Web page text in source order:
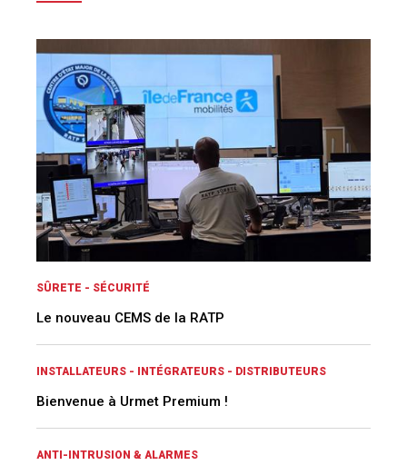
SÛRETE - SÉCURITÉ
Le nouveau CEMS de la RATP
INSTALLATEURS - INTÉGRATEURS - DISTRIBUTEURS
Bienvenue à Urmet Premium !
ANTI-INTRUSION & ALARMES